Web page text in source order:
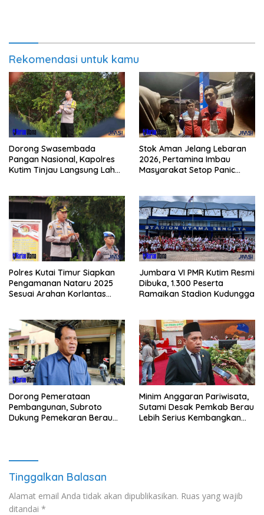
Rekomendasi untuk kamu
Dorong Swasembada
Pangan Nasional, Kapolres
Kutim Tinjau Langsung Lahan
Stok Aman Jelang Lebaran
2026, Pertamina Imbau
Masyarakat Setop Panic
Polres Kutai Timur Siapkan
Pengamanan Nataru 2025
Sesuai Arahan Korlantas
Jumbara VI PMR Kutim Resmi
Dibuka, 1.300 Peserta
Ramaikan Stadion Kudungga
Dorong Pemerataan
Pembangunan, Subroto
Dukung Pemekaran Berau
Minim Anggaran Pariwisata,
Sutami Desak Pemkab Berau
Lebih Serius Kembangkan
Tinggalkan Balasan
Alamat email Anda tidak akan dipublikasikan. Ruas yang wajib
ditandai *